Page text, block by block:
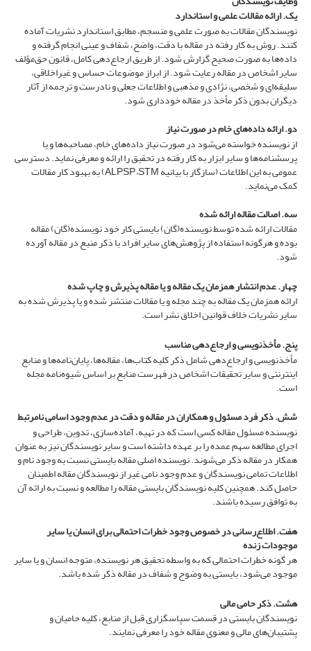
یک. ارائه مقالات علمی و استاندارد
نویسندگان مقالات به صورت علمی و منسجم، مطابق استاندارد نشریات آماده
کنند. روش به کار رفته در مقاله با دقت، واضح، شفاف و عینی انجام گرفته و
داده‌ها به صورت صحیح گزارش شود. از طریق ارجاع‌دهی کامل، قانون حق‌مؤلف
سایر اشخاص در مقاله رعایت شود. از ابراز موضوعات حساس و غیراخلاقی،
سلیقه‌ای و شخصی، نژادی و مذهبی و اطلاعات جعلی و نادرست و ترجمه از آثار
دیگران بدون ذکر مأخذ در مقاله خودداری شود.
دو. ارائه داده‌های خام در صورت نیاز
از نویسنده خواسته می‌شود در صورت نیاز داده‌های خام، مصاحبه‌ها و یا
پرسشنامه‌ها و سایر ابزار به کار رفته در تحقیق را ارائه و معرفی نماید. دسترسی
عمومی به این اطلاعات (سازگار با بیانیه ALPSP –STM) به بهبود کار مقالات
کمک می‌نماید.
سه. اصالت مقاله ارائه شده
مقالات ارائه شده توسط نویسنده(گان) بایستی کار خود نویسنده(گان) مقاله
بوده و هرگونه استفاده از پژوهش‌های سایر افراد با ذکر منبع در مقاله آورده
شود.
چهار. عدم انتشار همزمان یک مقاله و یا مقاله پذیرش و چاپ شده
ارائه همزمان یک مقاله به چند مجله و یا مقالات منتشر شده و یا پذیرش شده به
سایر نشریات خلاف قوانین اخلاق نشر است.
پنج. مأخذنویسی و ارجاع‌دهی مناسب
مأخذنویسی و ارجاع‌دهی شامل ذکر کلیه کتاب‌ها، مقاله‌ها، پایان‌نامه‌ها و منابع
اینترنتی و سایر تحقیقات اشخاص در فهرست منابع بر اساس شیوه‌نامه مجله
است.
شش. ذکر فرد مسئول و همکاران در مقاله و دقت در عدم وجود اسامی نامرتبط
نویسنده مسئول مقاله کسی است که در تهیه، آماده‌سازی، تدوین، طراحی و
اجرای مطالعه سهم عمده را بر عهده داشته است و سایر نویسندگان نیز به عنوان
همکار در مقاله ذکر می‌شوند. نویسنده اصلی مقاله بایستی نسبت به وجود نام و
اطلاعات تمامی نویسندگان و عدم وجود نامی غیر از نویسندگان مقاله اطمینان
حاصل کند. همچنین کلیه نویسندگان بایستی مقاله را مطالعه و نسبت به ارائه آن
به توافق رسیده باشند.
هفت. اطلاع‌رسانی در خصوص وجود خطرات احتمالی برای انسان یا سایر
موجودات زنده
هر گونه خطرات احتمالی که به واسطه تحقیق هر نویسنده، متوجه انسان و یا سایر
موجود می‌شود، بایستی به وضوح و شفاف در مقاله ذکر شده باشد.
هشت. ذکر حامی مالی
نویسندگان بایستی در قسمت سپاسگزاری قبل از منابع، کلیه حامیان و
پشتیبان‌های مالی و معنوی مقاله خود را معرفی نمایند.